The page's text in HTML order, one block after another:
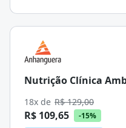
Nutrição Clínica
18x de R$ 129,00
R$ 109,65 -15%